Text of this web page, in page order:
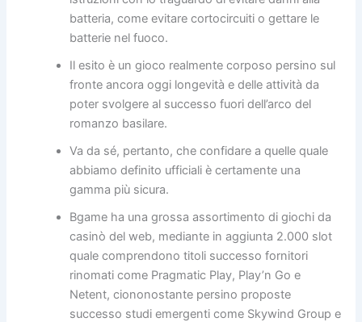
batteria, come evitare cortocircuiti o gettare le
batterie nel fuoco.
Il esito è un gioco realmente corposo persino sul
fronte ancora oggi longevità e delle attività da
poter svolgere al successo fuori dell’arco del
romanzo basilare.
Va da sé, pertanto, che confidare a quelle quale
abbiamo definito ufficiali è certamente una
gamma più sicura.
Bgame ha una grossa assortimento di giochi da
casinò del web, mediante in aggiunta 2.000 slot
quale comprendono titoli successo fornitori
rinomati come Pragmatic Play, Play’n Go e
Netent, ciononostante persino proposte
successo studi emergenti come Skywind Group e